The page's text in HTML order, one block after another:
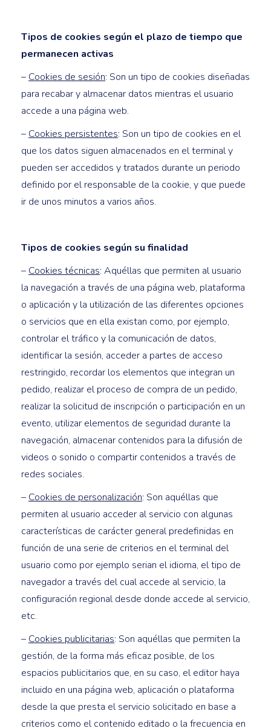
Tipos de cookies según el plazo de tiempo que
permanecen activas
– Cookies de sesión: Son un tipo de cookies diseñadas
para recabar y almacenar datos mientras el usuario
accede a una página web.
– Cookies persistentes: Son un tipo de cookies en el
que los datos siguen almacenados en el terminal y
pueden ser accedidos y tratados durante un periodo
definido por el responsable de la cookie, y que puede
ir de unos minutos a varios años.
Tipos de cookies según su finalidad
– Cookies técnicas: Aquéllas que permiten al usuario
la navegación a través de una página web, plataforma
o aplicación y la utilización de las diferentes opciones
o servicios que en ella existan como, por ejemplo,
controlar el tráfico y la comunicación de datos,
identificar la sesión, acceder a partes de acceso
restringido, recordar los elementos que integran un
pedido, realizar el proceso de compra de un pedido,
realizar la solicitud de inscripción o participación en un
evento, utilizar elementos de seguridad durante la
navegación, almacenar contenidos para la difusión de
videos o sonido o compartir contenidos a través de
redes sociales.
– Cookies de personalización: Son aquéllas que
permiten al usuario acceder al servicio con algunas
características de carácter general predefinidas en
función de una serie de criterios en el terminal del
usuario como por ejemplo serian el idioma, el tipo de
navegador a través del cual accede al servicio, la
configuración regional desde donde accede al servicio,
etc.
– Cookies publicitarias: Son aquéllas que permiten la
gestión, de la forma más eficaz posible, de los
espacios publicitarios que, en su caso, el editor haya
incluido en una página web, aplicación o plataforma
desde la que presta el servicio solicitado en base a
criterios como el contenido editado o la frecuencia en